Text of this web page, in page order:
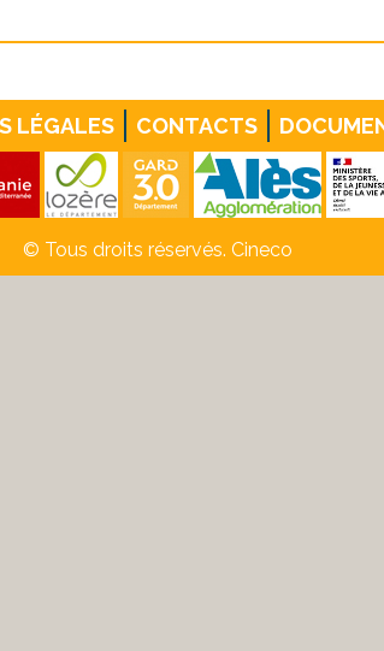
LÉGALES CONTACTS
© Tous droits réservés. Cineco